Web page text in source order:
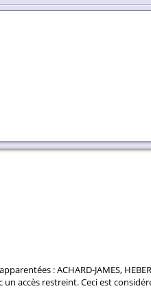
: ACHARD-JAMES,
accès restreint. Ceci est